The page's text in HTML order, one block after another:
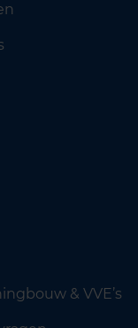
& VVE’s